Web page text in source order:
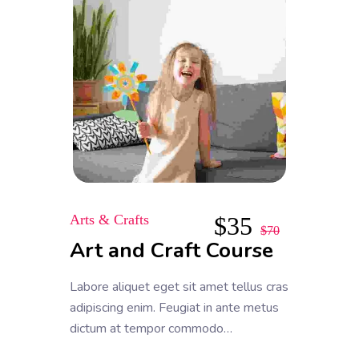
Arts & Crafts
Art and Craft Course
Labore aliquet eget sit amet tellus cras
adipiscing enim. Feugiat in ante metus
dictum at tempor commodo
$35 $70